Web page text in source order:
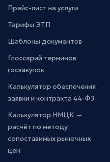
Прайс-лист на услуги
Тарифы ЭТП
Шаблоны документов
Глоссарий терминов
госзакупок
Калькулятор обеспечения
заявки и контракта 44-ФЗ
Калькулятор НМЦК —
расчёт по методу
сопоставимых рыночных
цен